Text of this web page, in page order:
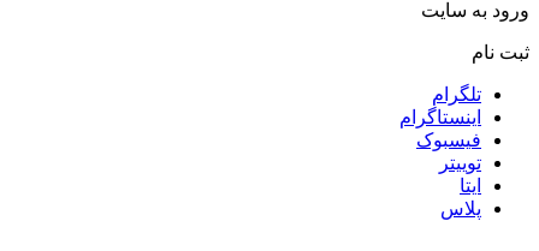
ورود به سایت
ثبت نام
تلگرام
اینستاگرام
فیسبوک
توییتر
ایتا
پلاس